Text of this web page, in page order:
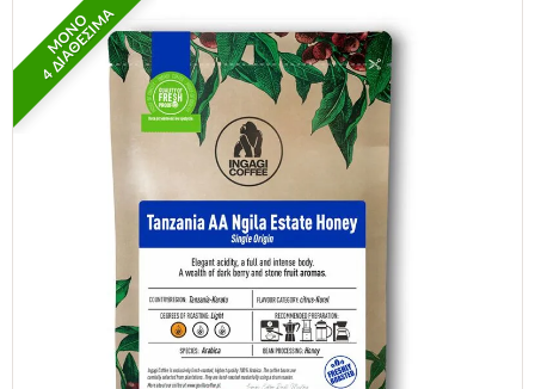
ΜΟΝΟ
4 ΔΙΑΘΕΣΙΜΑ